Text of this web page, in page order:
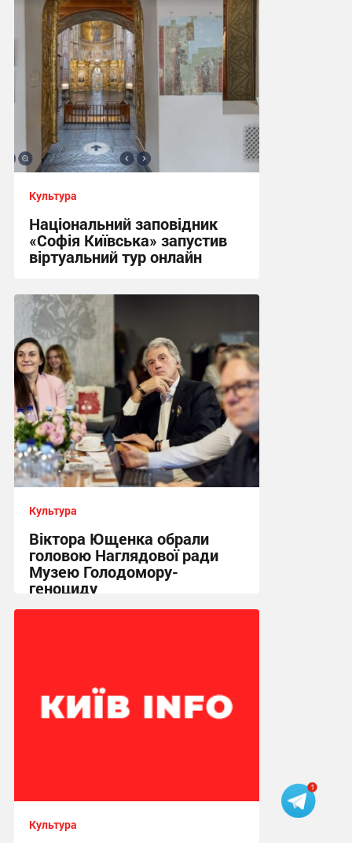
Культура
Національний заповідник
«Софія Київська» запустив
віртуальний тур онлайн
05:31 сьогодні
Культура
Віктора Ющенка обрали
головою Наглядової ради
Музею Голодомору-
геноциду
Культура